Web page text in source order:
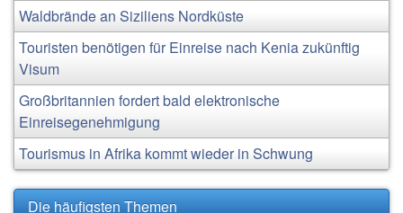
Waldbrände an Siziliens Nordküste
Touristen benötigen für Einreise nach Kenia zukünftig
Visum
Großbritannien fordert bald elektronische
Einreisegenehmigung
Tourismus in Afrika kommt wieder in Schwung
Die häufigsten Themen